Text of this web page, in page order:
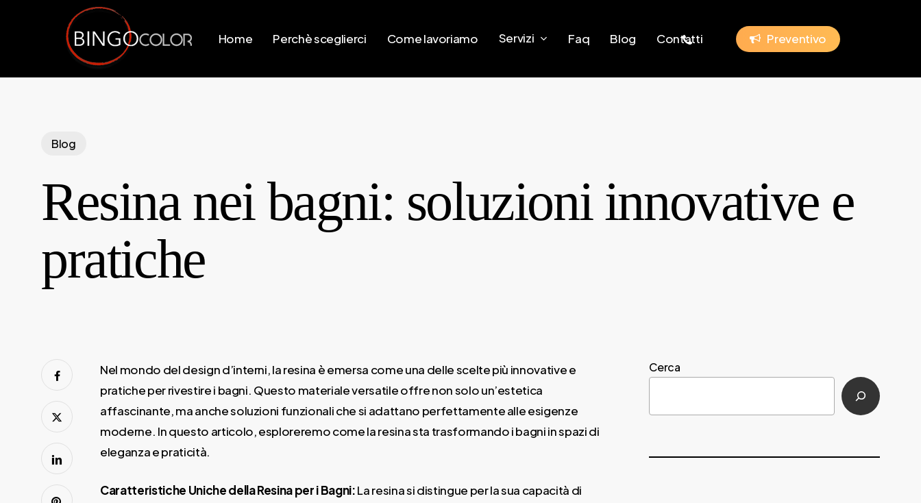
Home Perchè sceglierci Come lavoriamo Servizi Faq Blog Contatti
phone Preventivo
Blog
Resina nei bagni: soluzioni innovative e
pratiche
Nel mondo del design d’interni, la resina è emersa come una delle scelte più innovative e
pratiche per rivestire i bagni. Questo materiale versatile offre non solo un’estetica
affascinante, ma anche soluzioni funzionali che si adattano perfettamente alle esigenze
moderne. In questo articolo, esploreremo come la resina sta trasformando i bagni in spazi di
eleganza e praticità.
Caratteristiche Uniche della Resina per i Bagni:La resina si distingue per la sua capacità di
Cerca